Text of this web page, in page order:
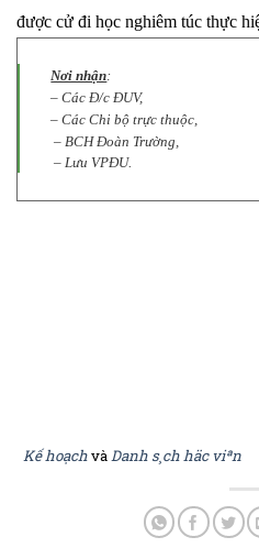
được cử đi học nghiêm túc thực
Nơi nhận:
– Các Đ/c ĐUV,
– Các Chi bộ trực thuộc,
– BCH Đoàn Trường,
– Lưu VPĐU.
Kế hoạchvàDanh s¸ch häc viªn